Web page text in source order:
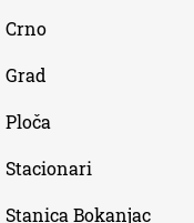
Crno
Grad
Ploča
Stacionari
Stanica Bokanjac